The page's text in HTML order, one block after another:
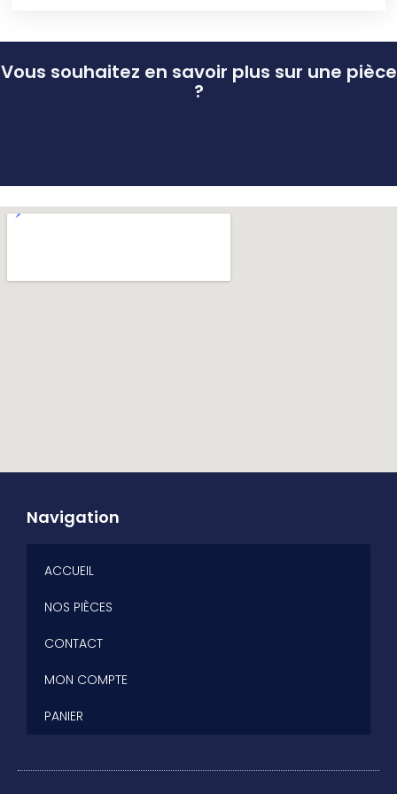
Vous souhaitez en savoir plus sur une pièce
?
Navigation
ACCUEIL
NOS PIÈCES
CONTACT
MON COMPTE
PANIER